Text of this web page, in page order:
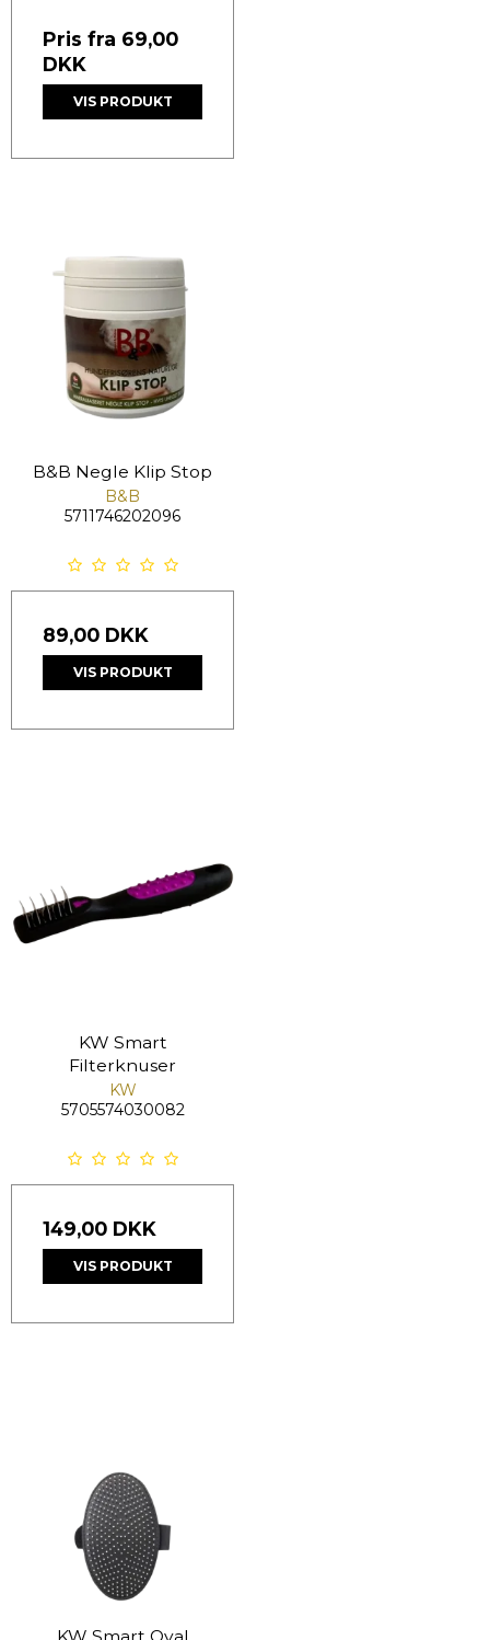
Pris fra 69,00
DKK
VIS PRODUKT
B&B Negle Klip Stop
B&B
5711746202096
89,00 DKK
VIS PRODUKT
KW Smart
Filterknuser
KW
5705574030082
149,00 DKK
VIS PRODUKT